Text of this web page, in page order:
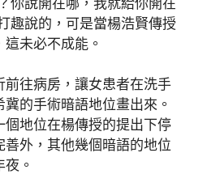
趣說的，可是當楊浩賢傳授
未必不成能。
前往病房，讓女患者在洗手
的手術暗語地位畫出來。
個地位在楊傳授的提出下停
外，其他幾個暗語的地位
。